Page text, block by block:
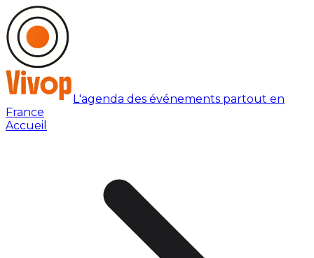
L'agenda des événements partout en
France
Accueil